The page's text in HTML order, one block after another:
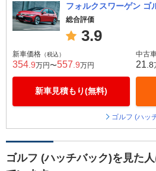
フォルクスワーゲン ゴ
総合評価
3.9
新車価格 （税込）
354 .9万円〜557 .9万円
新車見積もり(無料)
中古
21 .8
ゴルフ (ハッ
ゴルフ (ハッチバック)を見た